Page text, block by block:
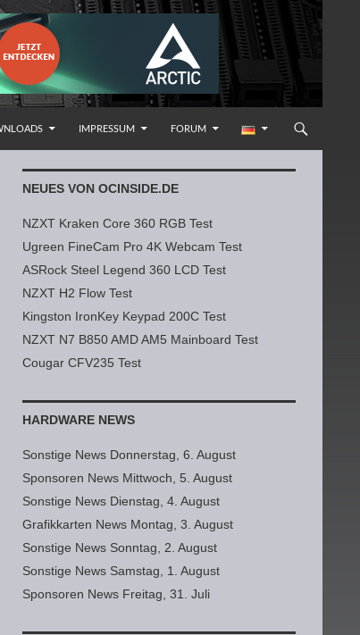
IMPRESSUM FORUM
NEUES VON OCINSIDE.DE
NZXT Kraken Core 360 RGB Test
Ugreen FineCam Pro 4K Webcam Test
ASRock Steel Legend 360 LCD Test
NZXT H2 Flow Test
Kingston IronKey Keypad 200C Test
NZXT N7 B850 AMD AM5 Mainboard Test
Cougar CFV235 Test
HARDWARE NEWS
Sonstige News Donnerstag, 6. August
Sponsoren News Mittwoch, 5. August
Sonstige News Dienstag, 4. August
Grafikkarten News Montag, 3. August
Sonstige News Sonntag, 2. August
Sonstige News Samstag, 1. August
Sponsoren News Freitag, 31. Juli